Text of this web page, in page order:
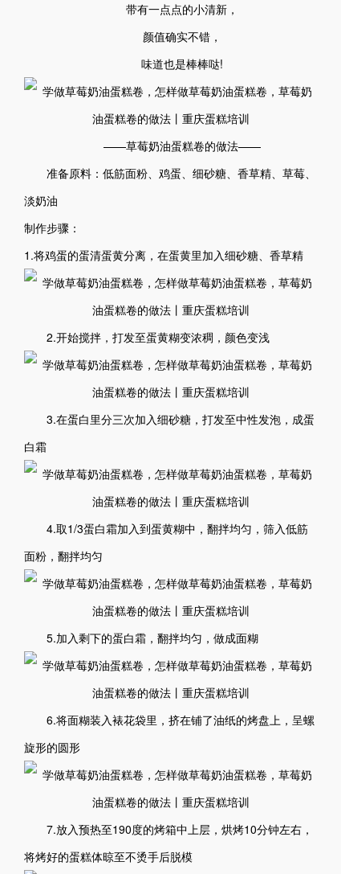
带有一点点的小清新，
颜值确实不错，
味道也是棒棒哒!
——草莓奶油蛋糕卷的做法——
准备原料：低筋面粉、鸡蛋、细砂糖、香草精、草莓、
淡奶油
制作步骤：
1.将鸡蛋的蛋清蛋黄分离，在蛋黄里加入细砂糖、香草精
2.开始搅拌，打发至蛋黄糊变浓稠，颜色变浅
3.在蛋白里分三次加入细砂糖，打发至中性发泡，成蛋
白霜
4.取1/3蛋白霜加入到蛋黄糊中，翻拌均匀，筛入低筋
面粉，翻拌均匀
5.加入剩下的蛋白霜，翻拌均匀，做成面糊
6.将面糊装入裱花袋里，挤在铺了油纸的烤盘上，呈螺
旋形的圆形
7.放入预热至190度的烤箱中上层，烘烤10分钟左右，
将烤好的蛋糕体晾至不烫手后脱模